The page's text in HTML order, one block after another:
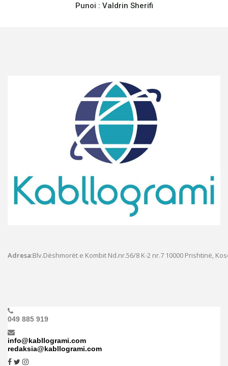
Punoi : Valdrin Sherifi
Adresa:Blv.Dëshmorët e Kombit Nd.nr.56/8 K-2 nr.7 10000 Prishtinë,
049 885 919
info@kabllogrami.com
redaksia@kabllogrami.com